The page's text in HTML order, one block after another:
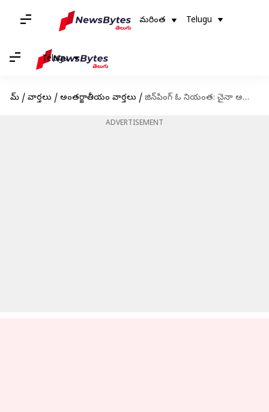
మరింత Telugu
Telugu
హోమ్ / వార్తలు / అంతర్జాతీయం వార్తలు / జిన్‌పింగ్‌ ఓ నియంత: చైనా అధ్యక్షుడిపై బైడెన్ సంచలన వ్యాఖ్యలు
ADVERTISEMENT